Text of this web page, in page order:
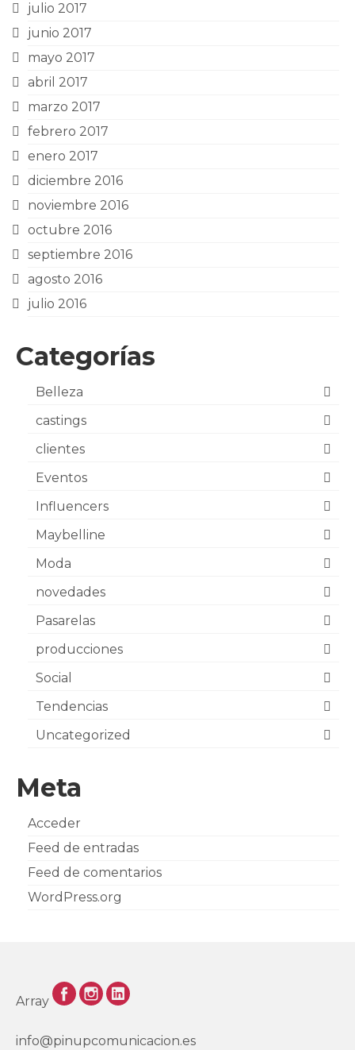
julio 2017
junio 2017
mayo 2017
abril 2017
marzo 2017
febrero 2017
enero 2017
diciembre 2016
noviembre 2016
octubre 2016
septiembre 2016
agosto 2016
julio 2016
Categorías
Belleza
castings
clientes
Eventos
Influencers
Maybelline
Moda
novedades
Pasarelas
producciones
Social
Tendencias
Uncategorized
Meta
Acceder
Feed de entradas
Feed de comentarios
WordPress.org
Array
info@pinupcomunicacion.es